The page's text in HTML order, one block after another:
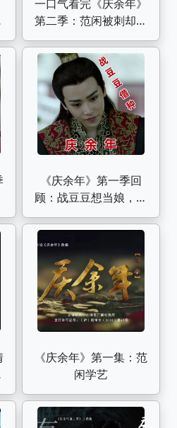
一口气看完《庆余年》
第二季：范闲被刺却起
死回生？原来一切都在
计划之中（上）
《庆余年》第一季回
顾：战豆豆想当娘，司
理理和海棠朵朵找来范
闲帮忙！
《庆余年》第一集：范
闲学艺